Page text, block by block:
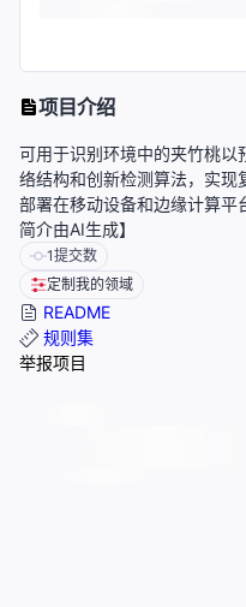
项目介绍
可用于识别环境中的夹竹桃以
络结构和创新检测算法，实现
部署在移动设备和边缘计算平
简介由AI生成】
1提交数
定制我的领域
README
规则集
举报项目